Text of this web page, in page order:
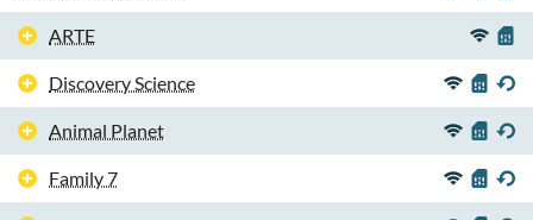
ARTE
Discovery Science
Animal Planet
Family 7